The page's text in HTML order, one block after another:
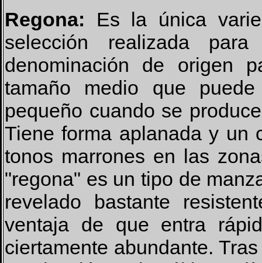
Regona: Es la única
selección realizada
denominación de origen
tamaño medio que
pequeño cuando se
Tiene forma aplanada y un
tonos marrones en las
"regona" es un tipo de
revelado bastante
ventaja de que entra
ciertamente abundante.